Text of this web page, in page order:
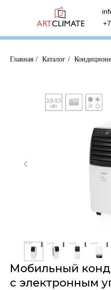
Главная / Каталог /
Мобильный
с электронным